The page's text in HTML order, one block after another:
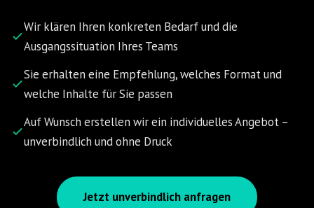
Wir klären Ihren konkreten Bedarf und die
Ausgangssituation Ihres Teams
Sie erhalten eine Empfehlung, welches Format und
welche Inhalte für Sie passen
Auf Wunsch erstellen wir ein individuelles Angebot –
unverbindlich und ohne Druck
Jetzt unverbindlich anfragen